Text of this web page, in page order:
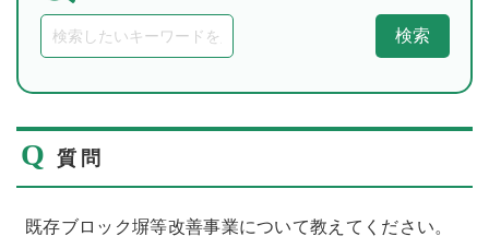
検索
Q 質問
既存ブロック塀等改善事業について教えてください。